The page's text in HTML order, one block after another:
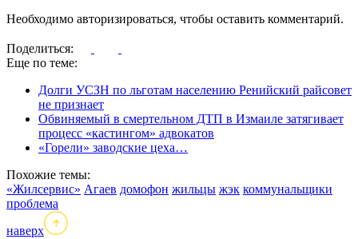
Необходимо авторизироваться, чтобы оставить комментарий.
Поделиться:
Еще по теме:
Долги УСЗН по льготам населению Ренийский райсовет
не признает
Обвиняемый в смертельном ДТП в Измаиле затягивает
процесс «кастингом» адвокатов
«Горели» заводские цеха…
Похожие темы:
«Жилсервис» Агаев домофон жильцы жэк коммунальщики
проблема
наверх